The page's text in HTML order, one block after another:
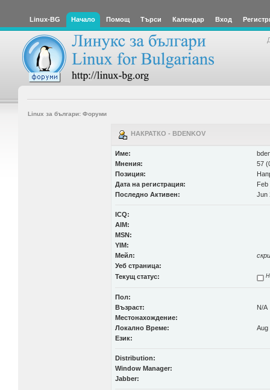
Linux-BG Начало Помощ Търси Календар Вход
Linux за българи: Форуми
НАКРАТКО - BDENKOV
Име:
Мнения:
57
Позиция:
Дата на регистрация:
Feb
Последно Активен:
Jun
ICQ:
AIM:
MSN:
YIM:
Мейл:
Уеб страница:
Текущ статус:
Пол:
Възраст:
N/A
Местонахождение:
Локално Време:
Aug
Език:
Distribution:
Window Manager:
Jabber: